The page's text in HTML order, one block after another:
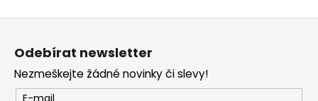
TERRA
8
990
Kč
Z
Odebírat newsletter
Nezmeškejte žádné novinky či slevy!